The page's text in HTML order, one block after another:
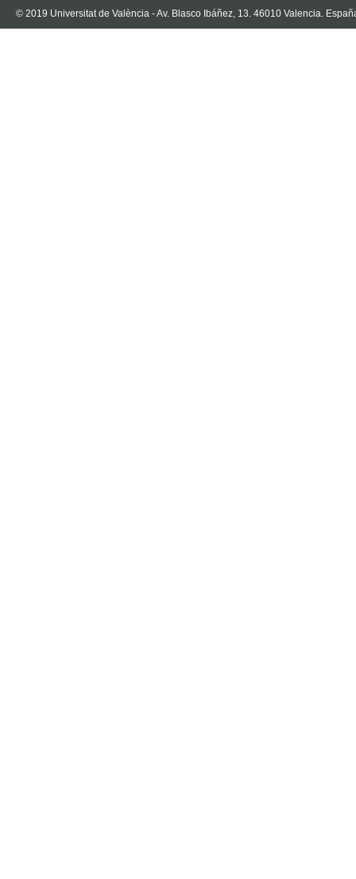
© 2019 Universitat de València - Av. Blasco Ibáñez, 13. 46010 Valencia.